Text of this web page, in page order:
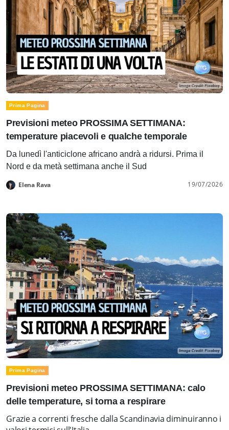
Prima Pagina
Previsioni meteo PROSSIMA SETTIMANA:
temperature piacevoli e qualche temporale
Da lunedì l'anticiclone africano andrà a ridursi. Prima il
Nord e da metà settimana anche il Sud
Elena Rava 19/07/2026
Prima Pagina
Previsioni meteo PROSSIMA SETTIMANA: calo
delle temperature, si torna a respirare
Grazie a correnti fresche dalla Scandinavia diminuiranno i